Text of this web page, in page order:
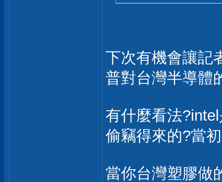
下次有機會讓記
普對台灣半導體
有什麼看法
偷竊得來的?當
當你台灣塑膠做